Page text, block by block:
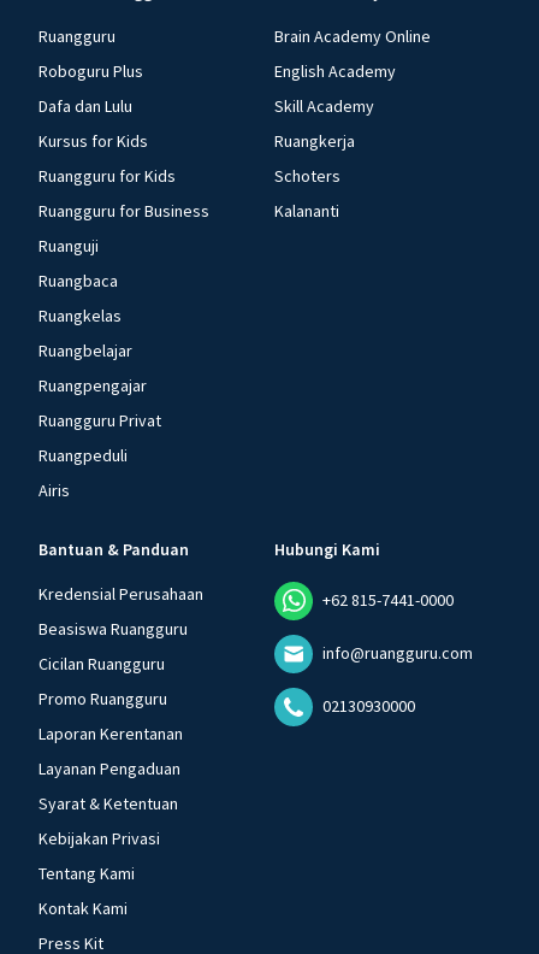
Ruangguru
Roboguru Plus
Dafa dan Lulu
Kursus for Kids
Ruangguru for Kids
Ruangguru for Business
Ruanguji
Ruangbaca
Ruangkelas
Ruangbelajar
Ruangpengajar
Ruangguru Privat
Ruangpeduli
Airis
Brain Academy Online
English Academy
Skill Academy
Ruangkerja
Schoters
Kalananti
Bantuan & Panduan
Kredensial Perusahaan
Beasiswa Ruangguru
Cicilan Ruangguru
Promo Ruangguru
Laporan Kerentanan
Layanan Pengaduan
Syarat & Ketentuan
Kebijakan Privasi
Tentang Kami
Kontak Kami
Press Kit
Hubungi Kami
+62 815-7441-0000
info@ruangguru.com
02130930000